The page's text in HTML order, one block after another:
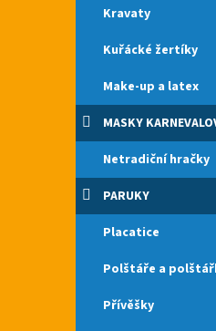
Kravaty
Kuřácké žertíky
Make-up a latex
MASKY
Netradiční hračky
PARUKY
Placatice
Polštáře a
Přívěšky